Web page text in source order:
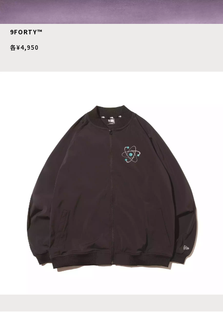
9FORTY™
各¥4,950